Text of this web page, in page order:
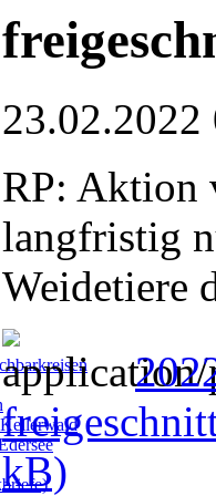
23.02.2022
RP: Aktion
langfristig
Weidetiere
kB)